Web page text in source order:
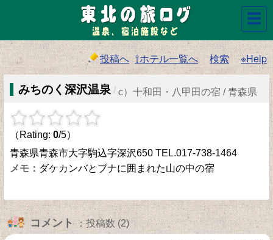
投稿へ ⇧ホテル一覧へ 検索 ※Help
みちのく深沢温泉 / c）十和田・八甲田の宿 / 青森県
（Rating: 0/5）
青森県青森市大字駒込字深沢650 TEL.017-738-1464
ダケカンバとブナに囲まれた山の中の宿
コメント：投稿数 (2)
☰